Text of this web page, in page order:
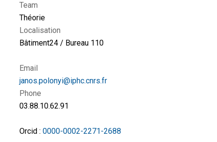
Team
Théorie
Localisation
Bâtiment24 / Bureau 110
Email
janos.polonyi@iphc.cnrs.fr
Phone
03.88.10.62.91
Orcid : 0000-0002-2271-2688